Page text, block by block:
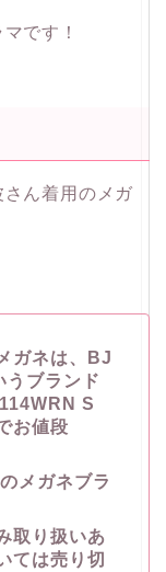
です！
ん着用のメガ
ガネは、BJ
ブランド
S
お値段
メガネブラ
取り扱いあ
ては売り切